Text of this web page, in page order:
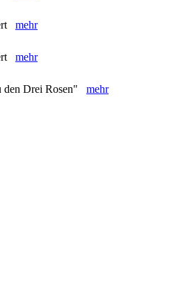
mehr
mehr
den Drei Rosen" mehr